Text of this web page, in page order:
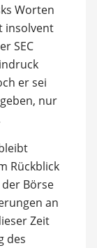
Worten
insolvent
SEC
er sei
nur
Rückblick
Börse
an
Zeit
des